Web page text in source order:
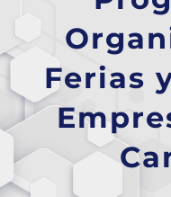
Ferias